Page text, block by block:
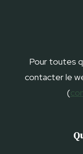
Pour toutes
contacter le
(